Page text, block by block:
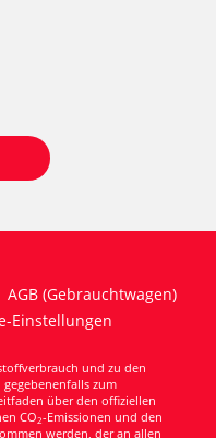
AGB (Gebrauchtwagen)
Einstellungen
und zu den
zum
über den offiziellen
CO2-Emissionen und den
werden, der an allen